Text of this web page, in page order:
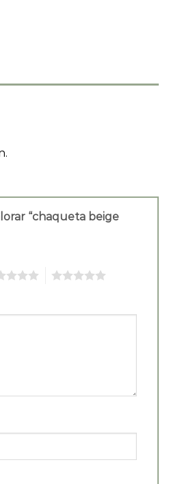
“chaqueta beige